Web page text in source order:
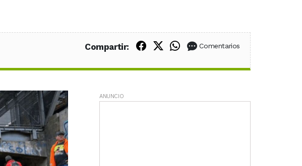
Compartir: Compartir en Facebook
Compartir en X (Twitter)
Compartir en WhatsApp
Comentarios
ANUNCIO